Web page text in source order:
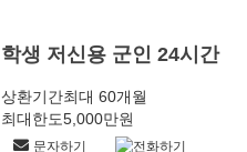
학생 저신용 군인 24시간
상환기간최대 60개월
최대한도5,000만원
문자하기 전화하기